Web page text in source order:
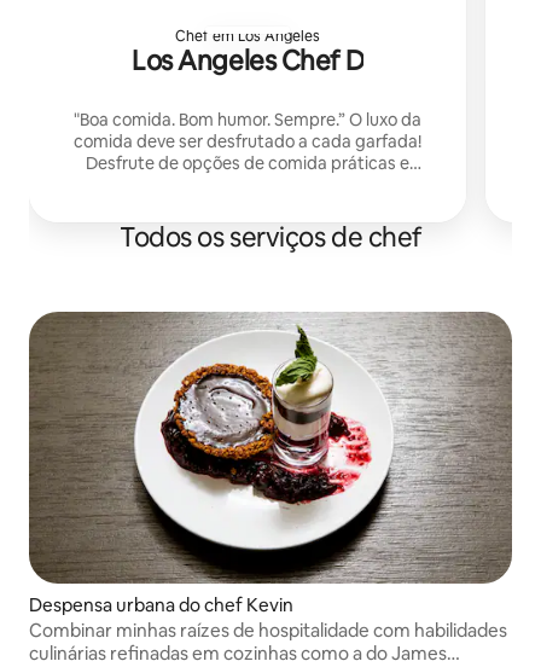
Chef em Los Angeles
Los Angeles Chef D
"Boa comida. Bom humor. Sempre.” O luxo da
comida deve ser desfrutado a cada garfada!
Desfrute de opções de comida práticas e
Todos os serviços de chef
Despensa urbana do chef Kevin
Combinar minhas raízes de hospitalidade com habilidades
culinárias refinadas em cozinhas como a do James